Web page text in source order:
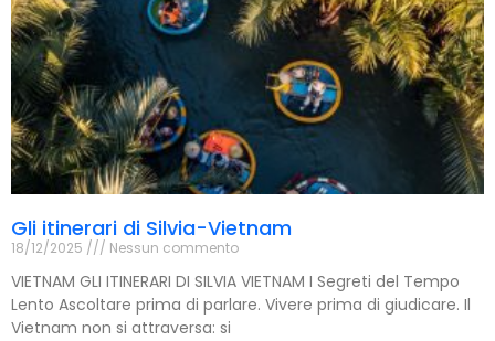
Gli itinerari di Silvia-Vietnam
18/12/2025 Nessun commento
VIETNAM GLI ITINERARI DI SILVIA VIETNAM I Segreti del Tempo
Lento Ascoltare prima di parlare. Vivere prima di giudicare. Il
Vietnam non si attraversa: si